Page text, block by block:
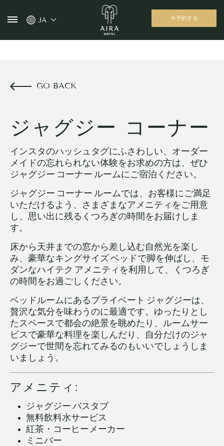
JA 今予約する
GO BACK
ジャグジー コーナー
インスタのハッシュタグにふさわしい、オーダー
メイドの忘れられない体験をお求めの方は、ぜひ
ジャグジー コーナー ルームにご宿泊ください。
ジャグジー コーナー ルームでは、お客様にご満足
いただけるよう、さまざまなアメニティをご用意
し、思い出に残るくつろぎの時間をお届けしま
す。
床から天井までの窓から差し込む自然光を楽し
み、豪華なキングサイズ ベッドで脚を伸ばし、モ
ダンなハイテク アメニティを利用して、くつろぎ
の時間をお過ごしください。
ベッドルームにあるプライベート ジャグジーは、
贅沢な気分を味わうのに最適です。ゆったりとし
たスペースで都会の絶景を眺めたり、ルームサー
ビスで豪華な料理を楽しんだり、自分だけのジャ
グジーで世間を忘れてみるのもいいでしょうしま
いましょう。
アメニティ:
ジャグジー バスタブ
無料飲料水サービス
紅茶・コーヒーメーカー
ミニバー